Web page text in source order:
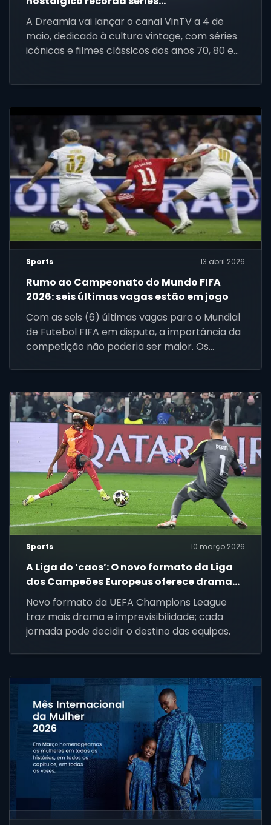
icónicas e êxitos “vintage” como
“Alf” ou “O Justiceiro”
A Dreamia vai lançar o canal VinTV a 4 de
maio, dedicado à cultura vintage, com séries
icónicas e filmes clássicos dos anos 70, 80 e
Sports 13 abril 2026
Rumo ao Campeonato do Mundo FIFA
2026: seis últimas vagas estão em jogo
Com as seis (6) últimas vagas para o Mundial
de Futebol FIFA em disputa, a importância da
competição não poderia ser maior. Os
buscam validação e a República
Democrática do Congo está à beira de fazer
história.
Sports 10 março 2026
A Liga do ‘caos’: O novo formato da Liga
dos Campeões Europeus oferece drama
como nunca
Novo formato da UEFA Champions League
traz mais drama e imprevisibilidade; cada
jornada pode decidir o destino das equipas.